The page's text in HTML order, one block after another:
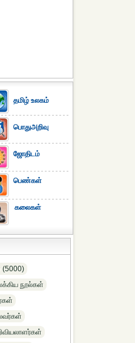
தமிழ் உலகம்
பொதுஅறிவு
ஜோதிடம்
பெண்கள்
கலைகள்
(5000)
நூல்கள்